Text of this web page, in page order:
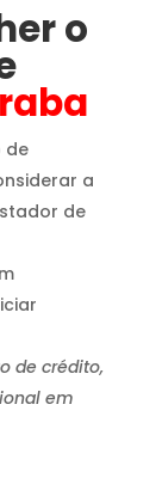
o
de
a
de
de crédito,
em